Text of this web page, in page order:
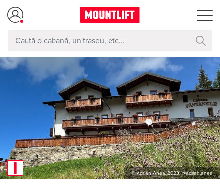
© Adrian Anea, 2023, @adrian.anea